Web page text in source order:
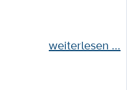
weiterlesen ...